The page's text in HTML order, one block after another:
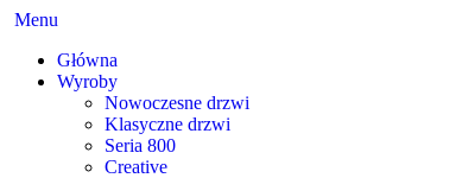
Menu
Główna
Wyroby
Nowoczesne drzwi
Klasyczne drzwi
Seria 800
Creative